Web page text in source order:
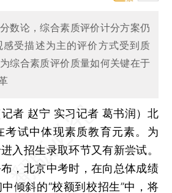
数论，综合素质评价计分方案仍
受描述为主的评价方式受到质
综合素质评价质量如何关键在于
记者 赵宁 实习记者 葛书润） 北
考试中体现素质教育元素。为
入招生录取环节又有新尝试。
，北京中考时，在向总体成绩
倾斜的“校额到校招生”中，将